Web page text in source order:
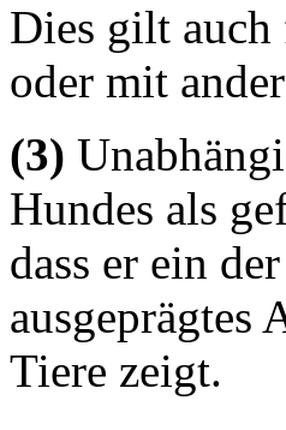
Dies gilt auch
oder mit
(3)
Hundes als
dass er ein
ausgeprägtes
Tiere zeigt.